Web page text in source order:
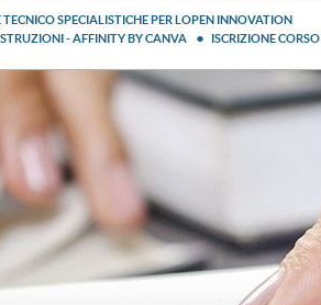
SPECIALISTICHE PER LOPEN INNOVATION
- AFFINITY BY CANVA
ISCRIZIONE CORSO